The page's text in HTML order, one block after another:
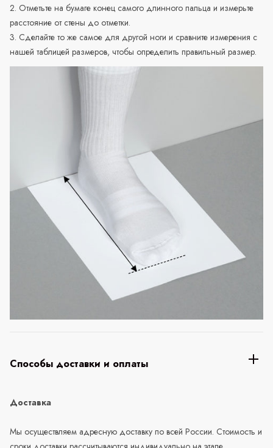
2. Отметьте на бумаге конец самого длинного пальца и измерьте
расстояние от стены до отметки.
3. Сделайте то же самое для другой ноги и сравните измерения с
нашей таблицей размеров, чтобы определить правильный размер.
Способы доставки и оплаты
Доставка
Мы осуществляем адресную доставку по всей России. Стоимость и